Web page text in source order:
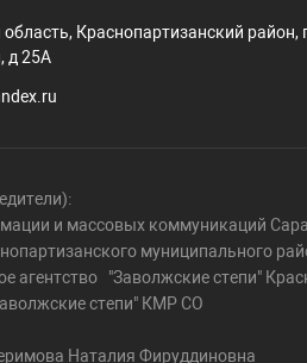
Краснопартизанский район,
д 25А
и массовых коммуникаций
муниципального
агентство "Заволжские степи"
степи" КМР СО
Наталия Фируддиновна